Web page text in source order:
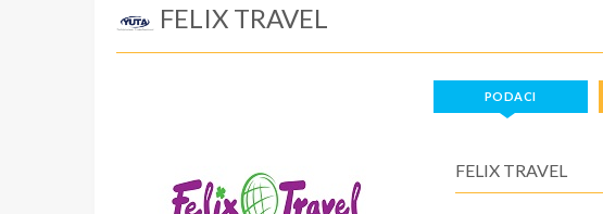
FELIX TRAVEL
PODACI
FELIX TRAVEL